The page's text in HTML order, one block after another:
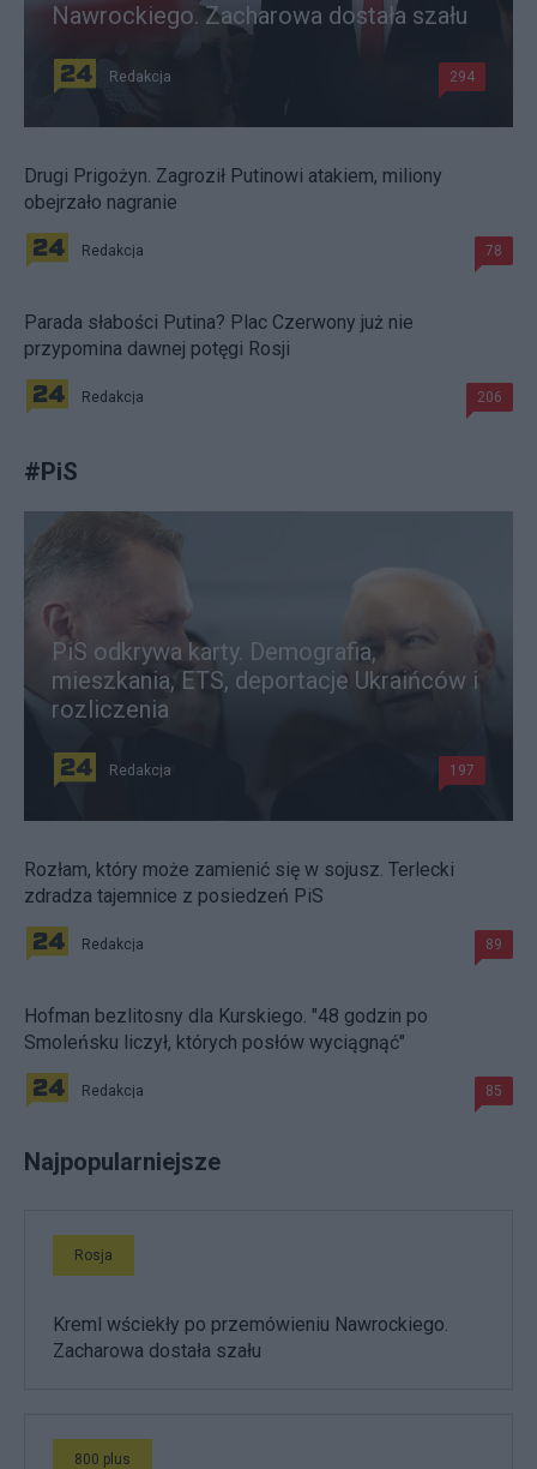
Nawrockiego. Zacharowa dostała szału
Redakcja 294
Drugi Prigożyn. Zagroził Putinowi atakiem, miliony
obejrzało nagranie
Redakcja 78
Parada słabości Putina? Plac Czerwony już nie
przypomina dawnej potęgi Rosji
Redakcja 206
#PiS
PiS odkrywa karty. Demografia,
mieszkania, ETS, deportacje Ukraińców i
rozliczenia
Redakcja 197
Rozłam, który może zamienić się w sojusz. Terlecki
zdradza tajemnice z posiedzeń PiS
Redakcja 89
Hofman bezlitosny dla Kurskiego. "48 godzin po
Smoleńsku liczył, których posłów wyciągnąć"
Redakcja 85
Najpopularniejsze
Rosja
Kreml wściekły po przemówieniu Nawrockiego.
Zacharowa dostała szału
800 plus